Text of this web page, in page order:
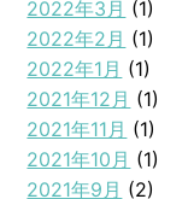
2022年3月 (1)
2022年2月 (1)
2022年1月 (1)
2021年12月 (1)
2021年11月 (1)
2021年10月 (1)
2021年9月 (2)